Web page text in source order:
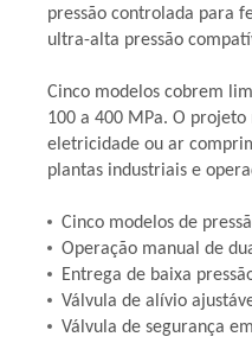
pressão controlada para
ultra-alta pressão
Cinco modelos cobrem
100 a 400 MPa. O
eletricidade ou ar
plantas industriais e
Cinco modelos de
Operação manual de
Entrega de baixa
Válvula de alívio
Válvula de segurança